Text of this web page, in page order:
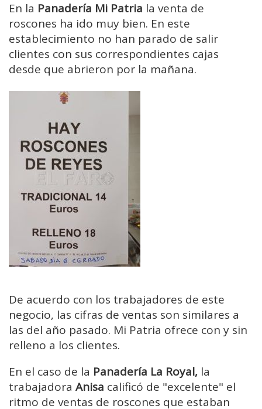
En la Panadería Mi Patria la venta de
roscones ha ido muy bien. En este
establecimiento no han parado de salir
clientes con sus correspondientes cajas
desde que abrieron por la mañana.
De acuerdo con los trabajadores de este
negocio, las cifras de ventas son similares a
las del año pasado. Mi Patria ofrece con y sin
relleno a los clientes.
En el caso de la Panadería La Royal, la
trabajadora Anisa calificó de "excelente" el
ritmo de ventas de roscones que estaban